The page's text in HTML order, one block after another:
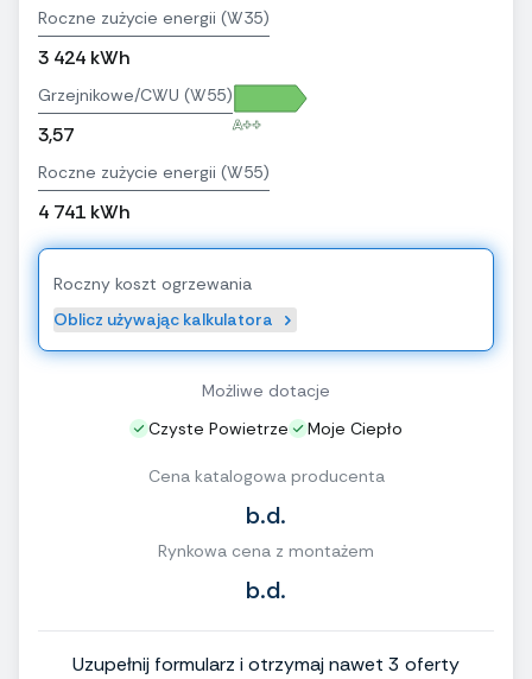
Roczne zużycie energii (W35)
3 424 kWh
Grzejnikowe/CWU (W55)
3,57 A++
Roczne zużycie energii (W55)
4 741 kWh
Roczny koszt ogrzewania
Oblicz używając kalkulatora
Możliwe dotacje
Czyste Powietrze
Moje Ciepło
Cena katalogowa producenta
b.d.
Rynkowa cena z montażem
b.d.
Uzupełnij formularz i otrzymaj nawet 3 oferty